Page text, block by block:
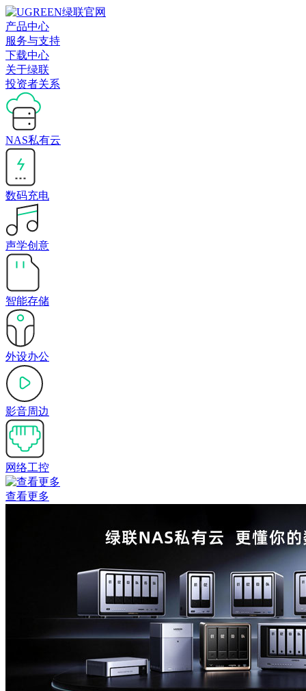
产品中心
服务与支持
下载中心
关于绿联
投资者关系
NAS私有云
数码充电
声学创意
智能存储
外设办公
影音周边
网络工控
查看更多